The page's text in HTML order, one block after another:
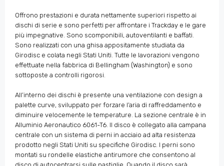
Offrono prestazioni e durata nettamente superiori rispetto ai
dischi di serie e sono perfetti per affrontare i Trackday e le gare
più impegnative. Sono scomponibili, autoventilanti e baffati.
Sono realizzati con una ghisa appositamente studiata da
Girodisc e colata negli Stati Uniti. Tutte le lavorazioni vengono
effettuate nella fabbrica di Bellingham (Washington) e sono
sottoposte a controlli rigorosi.
All’interno dei dischi è presente una ventilazione con design a
palette curve, sviluppato per forzare l’aria di raffreddamento e
diminuire velocemente le temperature. La sezione centrale è in
Alluminio Aeronautico 6061-T6. Il disco è collegato alla campana
centrale con un sistema di perni in acciaio ad alta resistenza
prodotto negli Stati Uniti su specifiche Girodisc. I perni sono
montati su rondelle elastiche antirumore che consentono al